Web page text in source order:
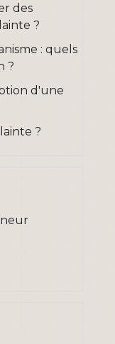
des
?
: quels
?
d'une
?